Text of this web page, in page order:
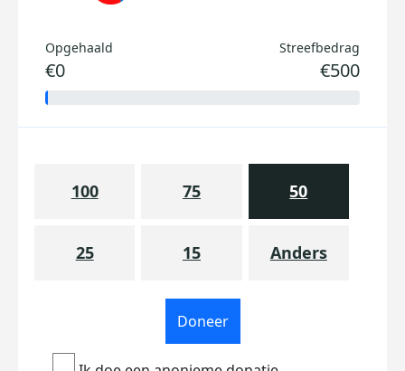
Opgehaald
€0
Streefbedrag
€500
100 75 50
25 15 Anders
Doneer